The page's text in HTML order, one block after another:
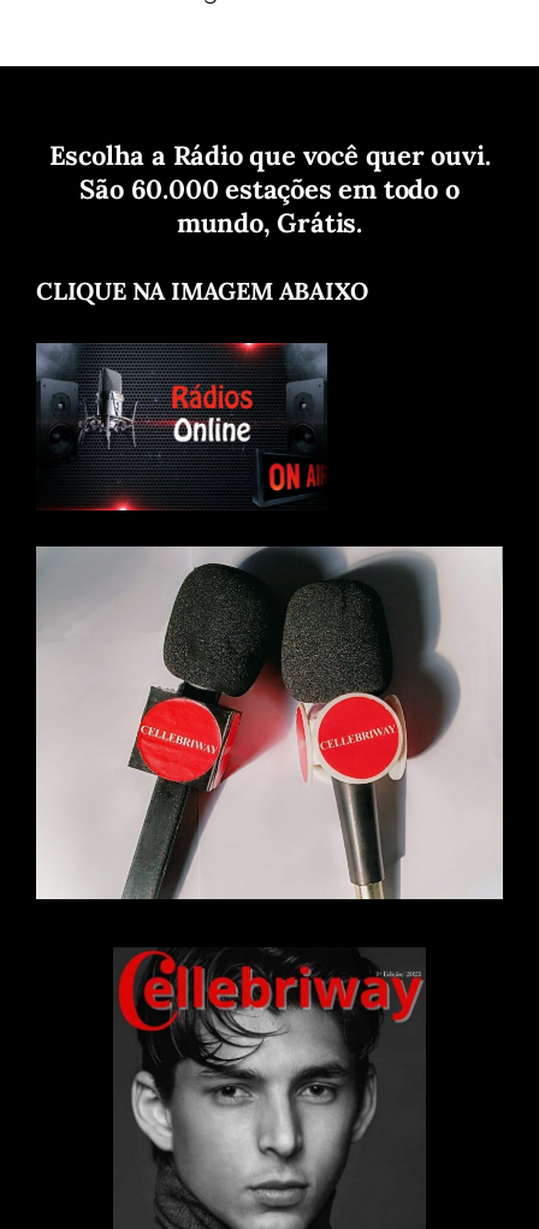
Escolha a Rádio que você quer ouvi.
São 60.000 estações em todo o
mundo, Grátis.
CLIQUE NA IMAGEM ABAIXO